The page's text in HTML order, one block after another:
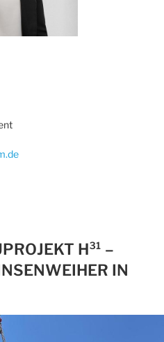
H³¹ –
IN